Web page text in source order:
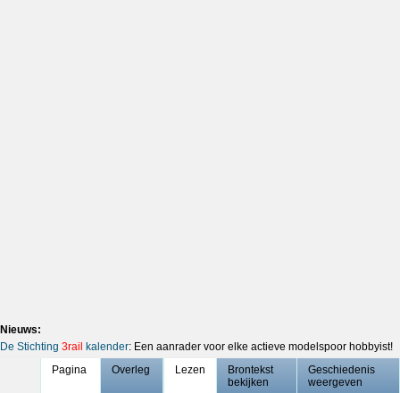
Nieuws:
De Stichting 3rail kalender: Een aanrader voor elke actieve modelspoor hobbyist!
Pagina
Overleg Lezen
Brontekst
bekijken
Geschiedenis
weergeven